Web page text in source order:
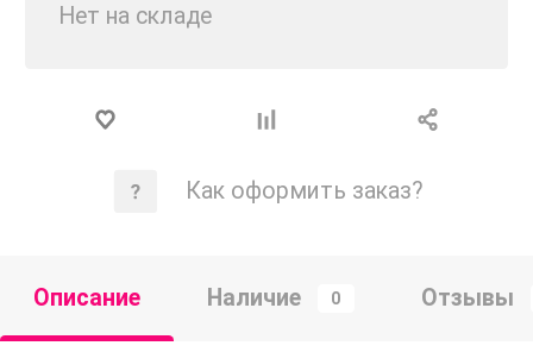
Нет на складе
Как оформить заказ?
Описание Наличие 0 Отзывы